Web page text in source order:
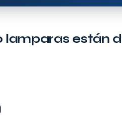
lamparas están